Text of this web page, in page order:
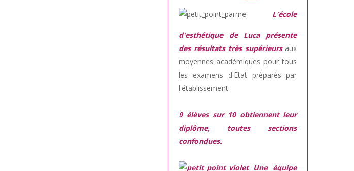
L'école
d'esthétique de Luca présente
des résultats très supérieurs aux
moyennes académiques pour tous
les examens d'Etat préparés par
l'établissement
9 élèves sur 10 obtiennent leur
diplôme, toutes sections
confondues.
Une équipe